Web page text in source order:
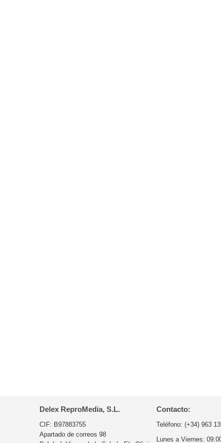
Delex ReproMedia, S.L.
CIF: B97883755
Apartado de correos 98
Contacto:
Teléfono: (+34) 963
Lunes a Viernes: